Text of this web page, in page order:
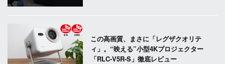
この高画質、まさに「レグザクオリテ
ィ」。“映える”小型4Kプロジェクター
「RLC-V5R-S」徹底レビュー